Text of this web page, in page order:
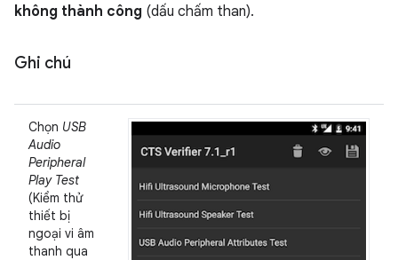
không thành công (dấu chấm than).
Ghi chú
Chọn USB
Audio
Peripheral
Play Test
(Kiểm thử
thiết bị
ngoại vi âm
thanh qua